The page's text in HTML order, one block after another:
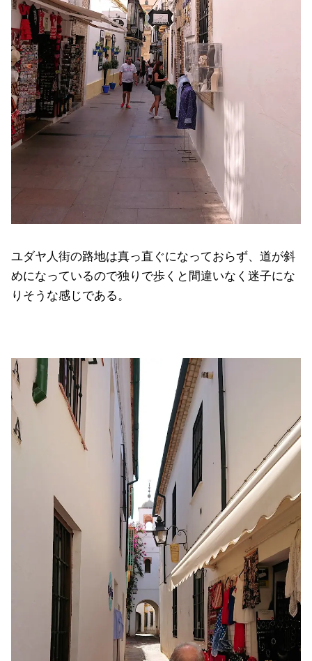
ユダヤ人街の路地は真っ直ぐになっておらず、道が斜
めになっているので独りで歩くと間違いなく迷子にな
りそうな感じである。